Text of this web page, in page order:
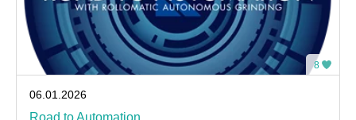
8
06.01.2026